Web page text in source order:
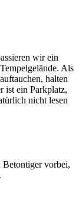
wir ein
Als
halten
ist ein Parkplatz,
nicht lesen
Betontiger vorbei,